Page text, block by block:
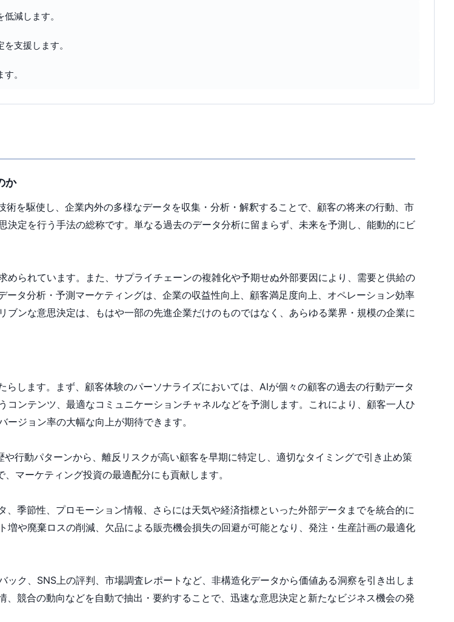
減します。
支援します。
。
か
を駆使し、企業内外の多様なデータを収集・分析・解釈することで、顧客の将来の行動、市
定を行う手法の総称です。単なる過去のデータ分析に留まらず、未来を予測し、能動的にビ
られています。また、サプライチェーンの複雑化や予期せぬ外部要因により、需要と供給の
タ分析・予測マーケティングは、企業の収益性向上、顧客満足度向上、オペレーション効率
ンな意思決定は、もはや一部の先進企業だけのものではなく、あらゆる業界・規模の企業に
します。まず、顧客体験のパーソナライズにおいては、AIが個々の顧客の過去の行動データ
ンテンツ、最適なコミュニケーションチャネルなどを予測します。これにより、顧客一人ひ
ジョン率の大幅な向上が期待できます。
行動パターンから、離反リスクが高い顧客を早期に特定し、適切なタイミングで引き止め策
マーケティング投資の最適配分にも貢献します。
季節性、プロモーション情報、さらには天気や経済指標といった外部データまでを統合的に
や廃棄ロスの削減、欠品による販売機会損失の回避が可能となり、発注・生産計画の最適化
ク、SNS上の評判、市場調査レポートなど、非構造化データから価値ある洞察を引き出しま
競合の動向などを自動で抽出・要約することで、迅速な意思決定と新たなビジネス機会の発